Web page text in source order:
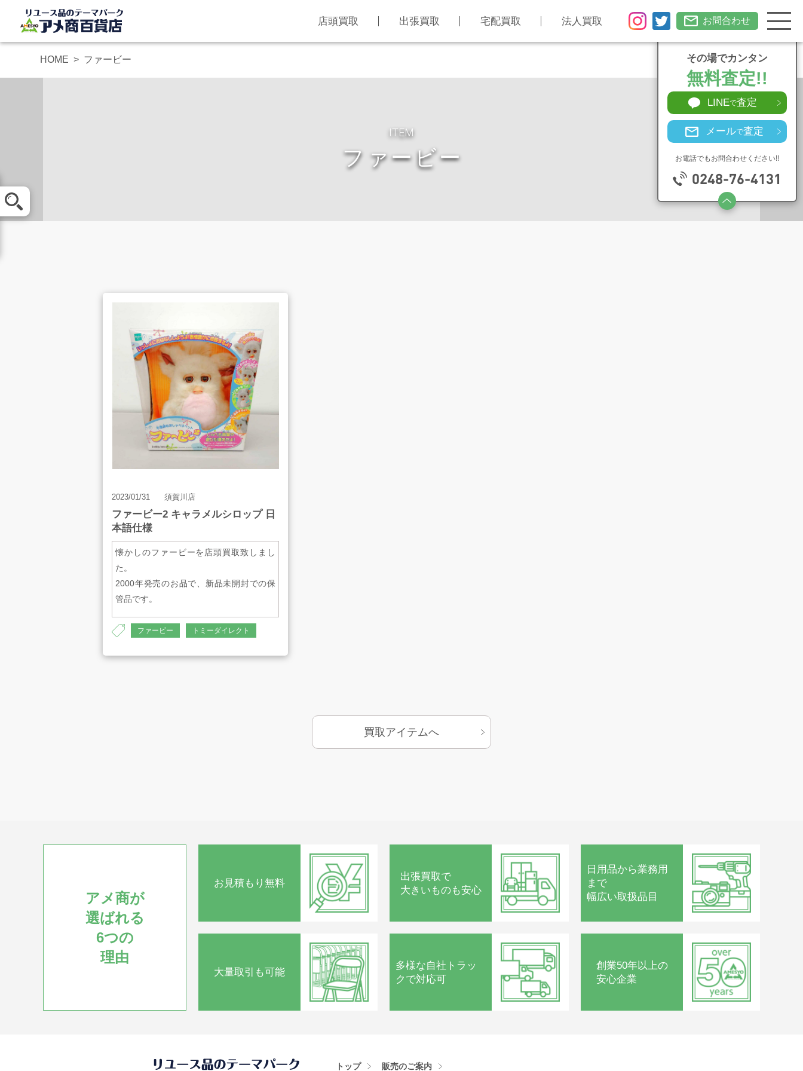
店頭買取 出張買取 宅配買取 法人買取 お問合わせ
店舗案内
お知らせ
お問合せ
プライバシーポリシー 古物営業法に基づく表示
その場でカンタン
無料査定!!
LINEで査定
メールで査定
お電話でもお問合わせください!!
0248-76-4131
HOME ファービー
ITEM
ファービー
2023/01/31 須賀川店
ファービー2 キャラメルシロップ 日
本語仕様
懐かしのファービーを店頭買取致しまし
た。
2000年発売のお品で、新品未開封での保
管品です。
4547551170609
ファービー トミーダイレクト
買取アイテムへ
アメ商が
選ばれる
6つの
理由
お見積もり無料
出張買取で
大きいものも安心
日用品から業務用
まで
幅広い取扱品目
大量取引も可能
多様な自社トラッ
クで対応可
創業50年以上の
安心企業
トップ 販売のご案内